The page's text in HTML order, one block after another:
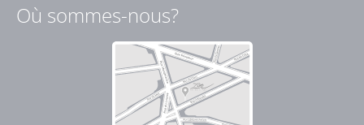
Sur-mesure taille de chaîne 1
4,00€ TTC
Où sommes-nous?